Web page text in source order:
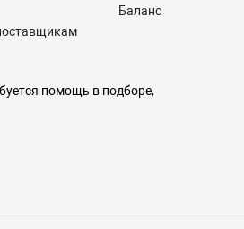
Баланс
помощь в подборе,